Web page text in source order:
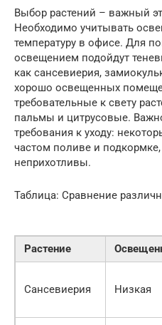
Выбор растений – важный
Необходимо учитывать
температуру в офисе. Для
освещением подойдут
как сансевиерия,
хорошо освещенных
требовательные к свету
пальмы и цитрусовые.
требования к уходу:
частом поливе и
неприхотливы.
Таблица: Сравнение
Растение
Сансевиерия Низкая